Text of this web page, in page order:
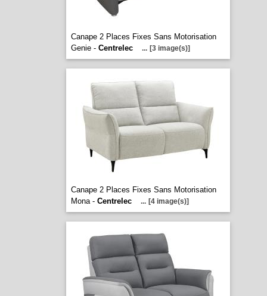
Canape 2 Places Fixes Sans Motorisation
Genie - Centrelec ... [3 image(s)]
Canape 2 Places Fixes Sans Motorisation
Mona - Centrelec ... [4 image(s)]